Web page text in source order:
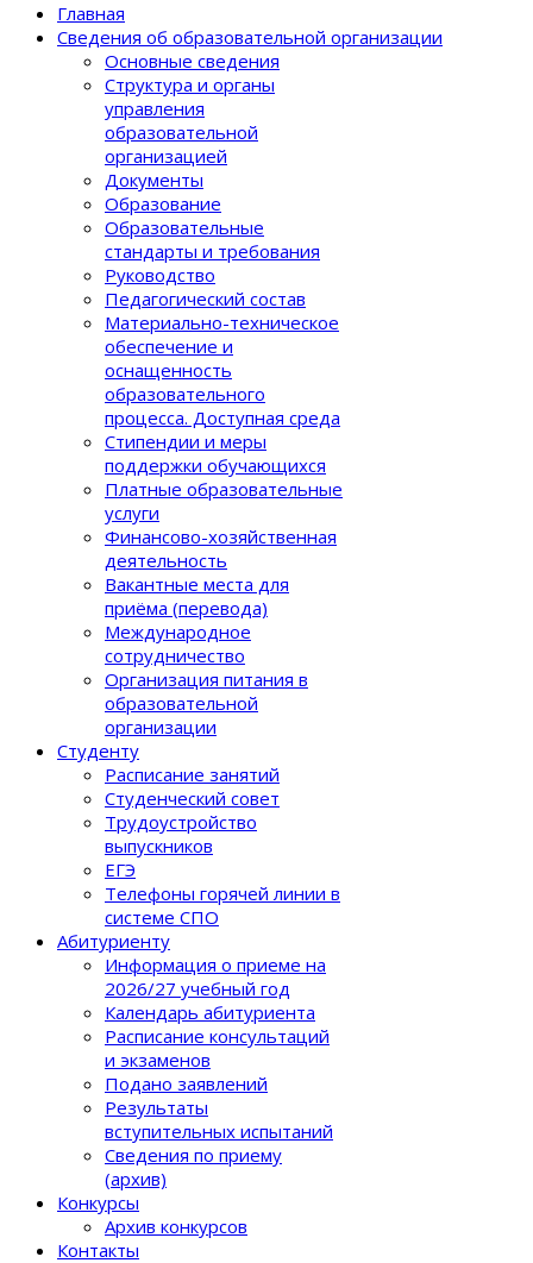
Главная
Сведения об образовательной организации
Основные сведения
Структура и органы
управления
образовательной
организацией
Документы
Образование
Образовательные
стандарты и требования
Руководство
Педагогический состав
Материально-техническое
обеспечение и
оснащенность
образовательного
процеcса. Доступная среда
Стипендии и меры
поддержки обучающихся
Платные образовательные
услуги
Финансово-хозяйственная
деятельность
Вакантные места для
приёма (перевода)
Международное
сотрудничество
Организация питания в
образовательной
организации
Студенту
Расписание занятий
Студенческий совет
Трудоустройство
выпускников
ЕГЭ
Телефоны горячей линии в
системе СПО
Абитуриенту
Информация о приеме на
2026/27 учебный год
Календарь абитуриента
Расписание консультаций
и экзаменов
Подано заявлений
Результаты
вступительных испытаний
Сведения по приему
(архив)
Конкурсы
Архив конкурсов
Контакты